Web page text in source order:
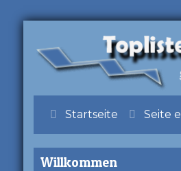
Startseite Seite
Willkommen